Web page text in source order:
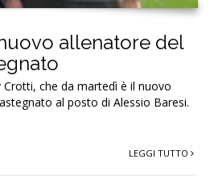
allenatore del
che da martedì è il nuovo
al posto di Alessio Baresi.
LEGGI TUTTO